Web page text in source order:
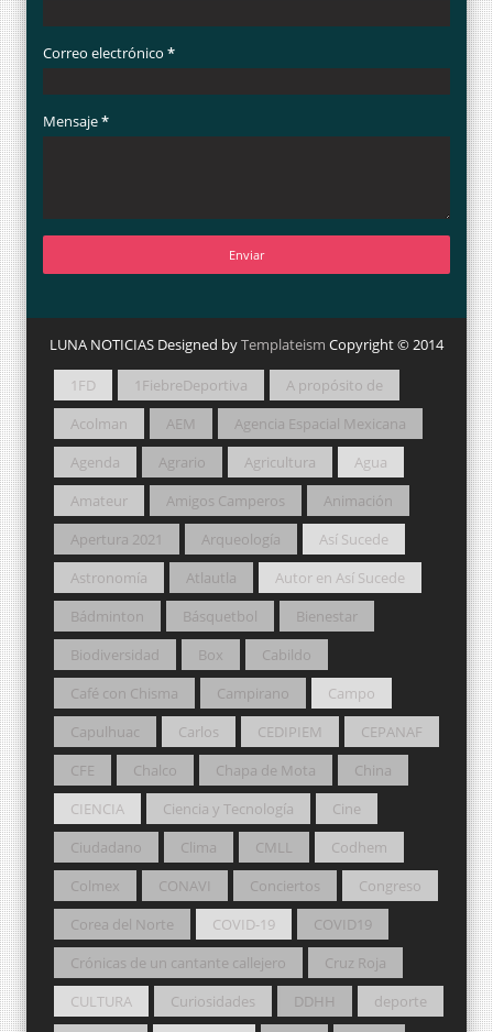
Correo electrónico *
Mensaje*
LUNA NOTICIAS Designed byTemplateism Copyright © 2014
1FD 1FiebreDeportiva
A propósito de
Acolman
AEM
Agencia Espacial Mexicana
Agenda
Agrario Agricultura
Agua
Amateur
Amigos Camperos
Animación
Apertura 2021
Arqueología
Así Sucede
Astronomía
Atlautla
Autor en Así Sucede
Bádminton
Básquetbol
Bienestar
Biodiversidad
Box
Cabildo
Café con Chisma
Campirano
Campo
Capulhuac
Carlos CEDIPIEM
CEPANAF
CFE
Chalco Chapa de Mota
China
CIENCIA
Ciencia y Tecnología
Cine
Ciudadano
Clima CMLL
Codhem
Colmex
CONAVI Conciertos
Congreso
Corea del Norte
COVID-19
COVID19
Crónicas de un cantante callejero
Cruz Roja
CULTURA
Curiosidades DDHH
deporte